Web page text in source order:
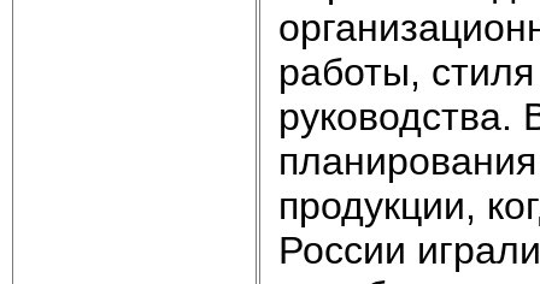
работы,
руководства.
продукции,
России